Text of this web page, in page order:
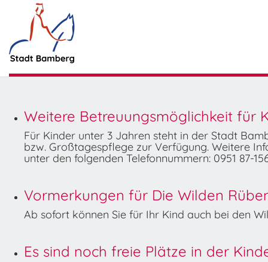
Weitere Betreuungsmöglichkeit für
Für Kinder unter 3 Jahren steht in der Stadt
bzw. Großtagespflege zur Verfügung. Weitere
unter den folgenden Telefonnummern: 0951 87-
Vormerkungen für Die Wilden
Ab sofort können Sie für Ihr Kind auch bei den
Es sind noch freie Plätze in der